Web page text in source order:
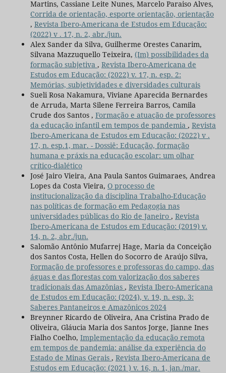
Martins, Cassiane Leite Nunes, Marcelo Paraiso Alves,
Corrida de orientação, esporte orientação, orientação
, Revista Ibero-Americana de Estudos em Educação:
(2022) v . 17, n. 2, abr./jun.
Alex Sander da Silva, Guilherme Orestes Canarim,
Silvana Mazzuquello Teixeira, (Im) possibilidades da
formação subjetiva , Revista Ibero-Americana de
Estudos em Educação: (2022) v. 17, n. esp. 2:
Memórias, subjetividades e diversidades culturais
Sueli Rosa Nakamura, Viviane Aparecida Bernardes
de Arruda, Marta Silene Ferreira Barros, Camila
Crude dos Santos , Formação e atuação de professores
da educação infantil em tempos de pandemia , Revista
Ibero-Americana de Estudos em Educação: (2022) v .
17, n. esp.1, mar. - Dossiê: Educação, formação
humana e práxis na educação escolar: um olhar
crítico-dialético
José Jairo Vieira, Ana Paula Santos Guimaraes, Andrea
Lopes da Costa Vieira, O processo de
institucionalização da disciplina Trabalho-Educação
nas políticas de formação em Pedagogia nas
universidades públicas do Rio de Janeiro , Revista
Ibero-Americana de Estudos em Educação: (2019) v.
14, n. 2, abr./jun.
Salomão Antônio Mufarrej Hage, Maria da Conceição
dos Santos Costa, Hellen do Socorro de Araújo Silva,
Formação de professores e professoras do campo, das
águas e das florestas com valorização dos saberes
tradicionais das Amazônias , Revista Ibero-Americana
de Estudos em Educação: (2024), v. 19, n. esp. 3:
Saberes Pantaneiros e Amazônicos 2024
Breynner Ricardo de Oliveira, Ana Cristina Prado de
Oliveira, Gláucia Maria dos Santos Jorge, Jianne Ines
Fialho Coelho, Implementação da educação remota
em tempos de pandemia: análise da experiência do
Estado de Minas Gerais , Revista Ibero-Americana de
Estudos em Educação: (2021 ) v. 16, n. 1, jan./mar.